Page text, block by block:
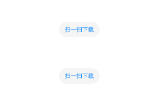
扫一扫下载
扫一扫下载